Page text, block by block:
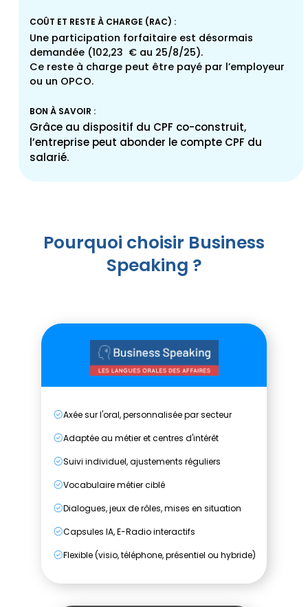
COÛT ET RESTE À CHARGE (RAC) :
Une participation forfaitaire est désormais
demandée (102,23 € au 25/8/25).
Ce reste à charge peut être payé par l’employeur
ou un OPCO.
BON À SAVOIR :
Grâce au dispositif du CPF co-construit,
l’entreprise peut abonder le compte CPF du
salarié.
Pourquoi choisir Business
Speaking ?
Axée sur l'oral, personnalisée par secteur
Adaptée au métier et centres d'intérêt
Suivi individuel, ajustements réguliers
Vocabulaire métier ciblé
Dialogues, jeux de rôles, mises en situation
Capsules IA, E-Radio interactifs
Flexible (visio, téléphone, présentiel ou hybride)